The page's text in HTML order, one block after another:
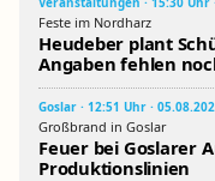
Feste im Nordharz
Heudeber plant
Angaben fehlen
Goslar · 12:51 Uhr ·
Großbrand in Goslar
Feuer bei Goslarer
Produktionslinien